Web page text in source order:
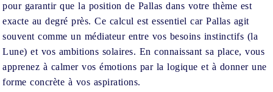
pour garantir que la position de Pallas dans votre thème est
exacte au degré près. Ce calcul est essentiel car Pallas agit
souvent comme un médiateur entre vos besoins instinctifs (la
Lune) et vos ambitions solaires. En connaissant sa place, vous
apprenez à calmer vos émotions par la logique et à donner une
forme concrète à vos aspirations.